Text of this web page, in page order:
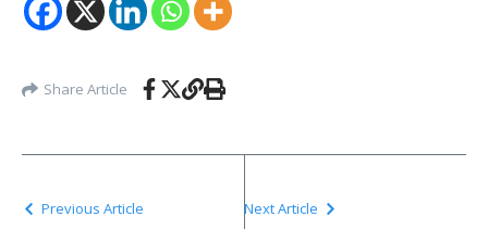
Share Article
Previous Article Next Article